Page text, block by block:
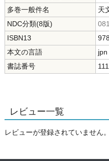
多巻一般件名
天
NDC分類(8版)
ISBN13
本文の言語
jpn
書誌番号
レビュー一覧
レビューが登録されていません。